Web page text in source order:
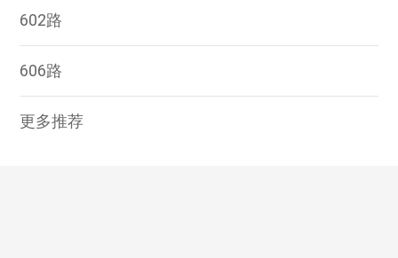
602路
606路
更多推荐